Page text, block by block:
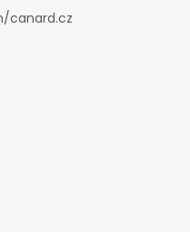
canard.cz